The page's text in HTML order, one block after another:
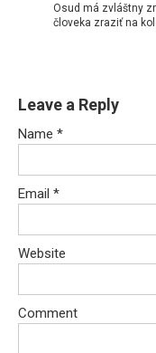
Osud má zvláštny
človeka zraziť na
Leave a Reply
Name *
Email *
Website
Comment